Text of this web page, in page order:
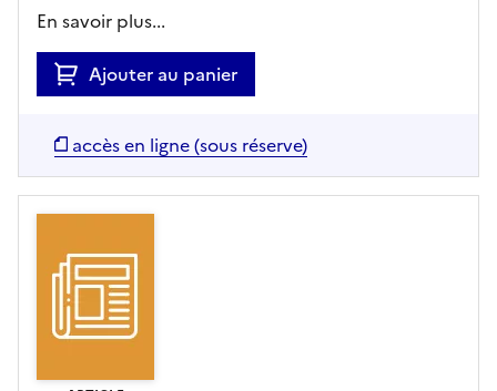
En savoir plus...
Ajouter au panier
accès en ligne (sous réserve)